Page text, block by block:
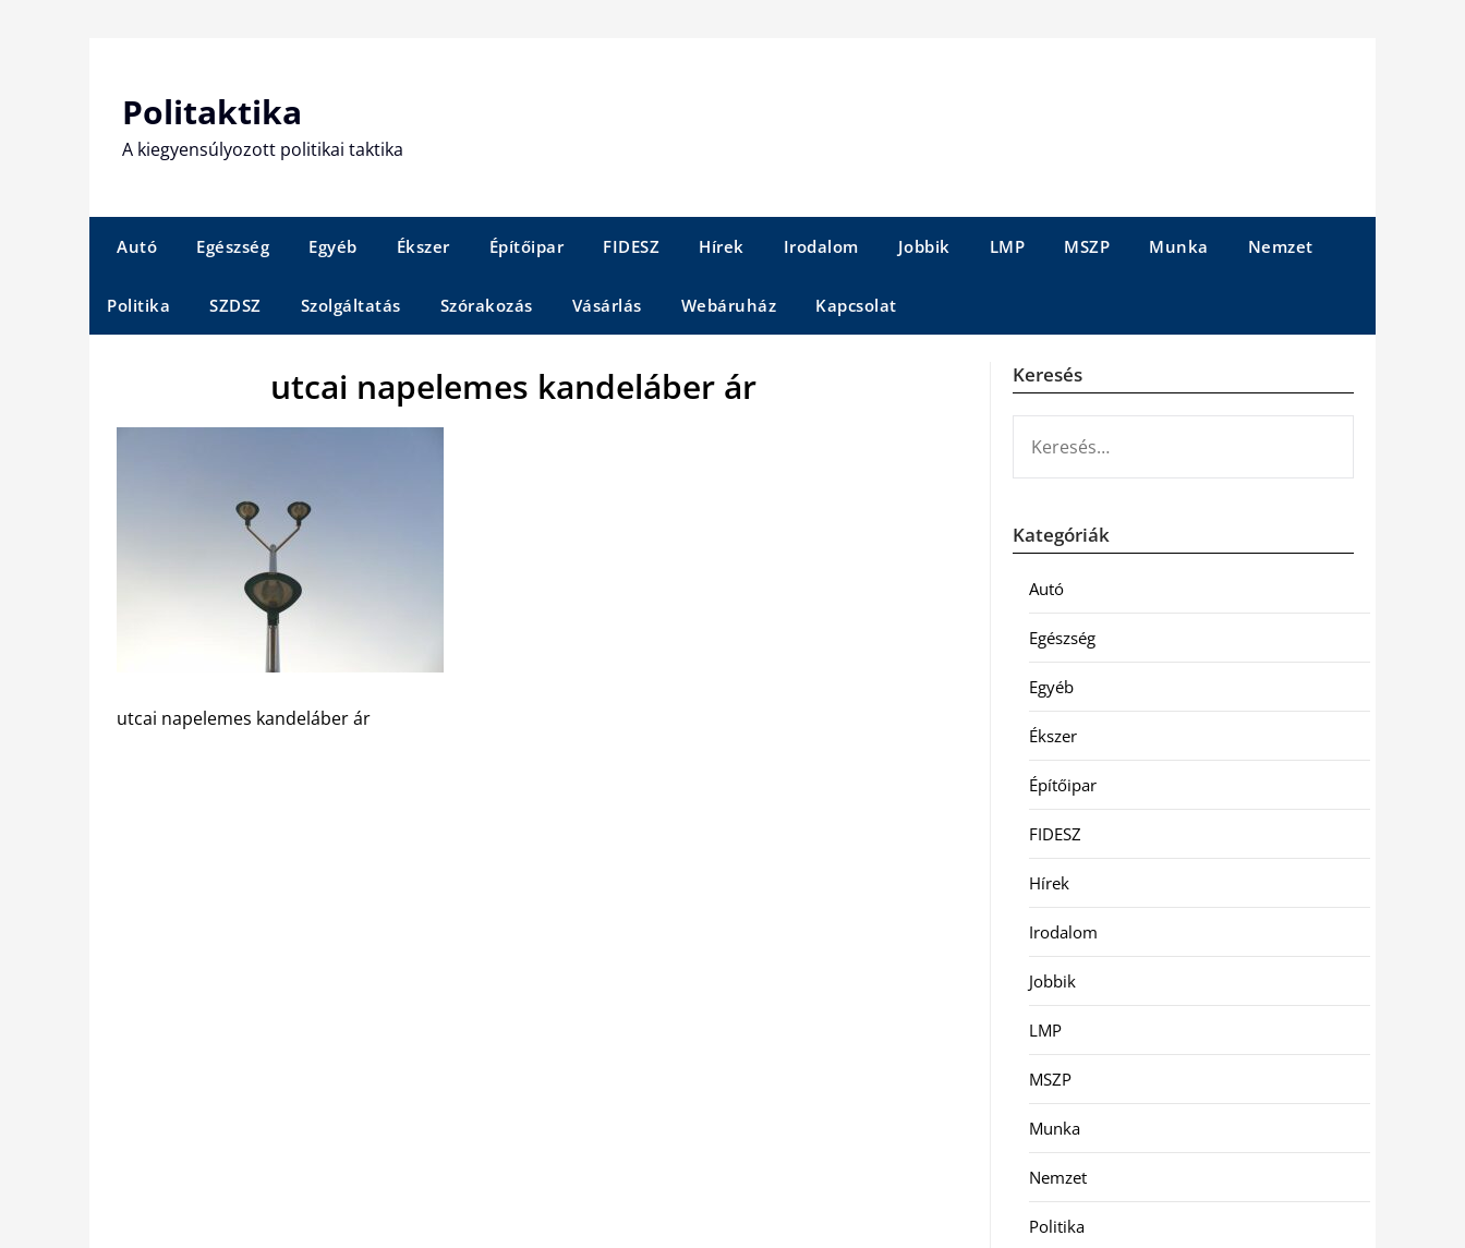
Politaktika
A kiegyensúlyozott politikai taktika
Autó Egészség Egyéb Ékszer Építőipar FIDESZ Hírek Irodalom Jobbik LMP MSZP Munka Nemzet
Politika SZDSZ Szolgáltatás Szórakozás Vásárlás Webáruház Kapcsolat
utcai napelemes kandeláber ár
utcai napelemes kandeláber ár
Keresés
Kategóriák
Autó
Egészség
Egyéb
Ékszer
Építőipar
FIDESZ
Hírek
Irodalom
Jobbik
LMP
MSZP
Munka
Nemzet
Politika